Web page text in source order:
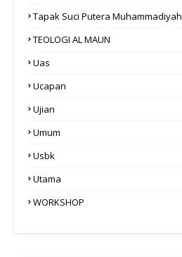
Tapak Suci Putera Muhammadiyah
TEOLOGI AL MAUN
Uas
Ucapan
Ujian
Umum
Usbk
Utama
WORKSHOP